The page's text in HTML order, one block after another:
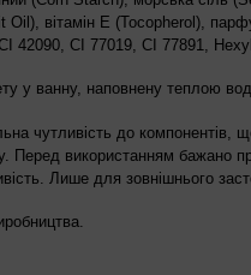
Oil), вітамін Е (Tocopherol),
42090, CI 77019, CI 77891,
у ванну, наповнену теплою
чутливість до компонентів,
Перед використанням бажано
Лише для зовнішнього